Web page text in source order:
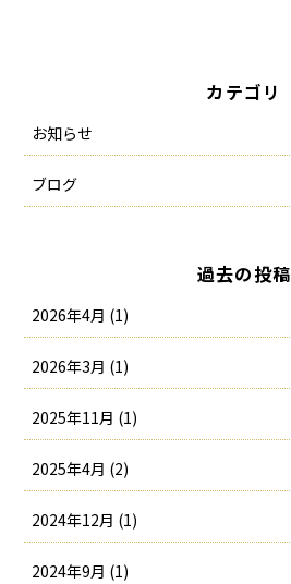
カテゴリ
お知らせ
ブログ
過去の投稿
2026年4月 (1)
2026年3月 (1)
2025年11月 (1)
2025年4月 (2)
2024年12月 (1)
2024年9月 (1)